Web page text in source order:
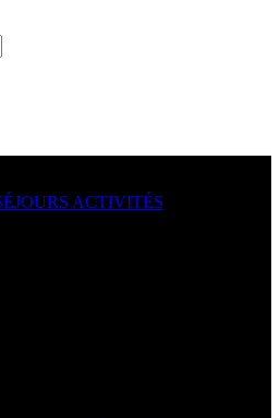
ACTIVITÉS